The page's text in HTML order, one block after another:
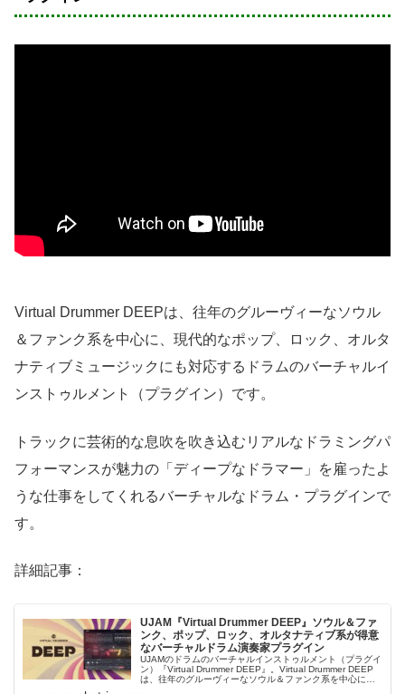
Virtual Drummer DEEPは、往年のグルーヴィーなソウル
＆ファンク系を中心に、現代的なポップ、ロック、オルタ
ナティブミュージックにも対応するドラムのバーチャルイ
ンストゥルメント（プラグイン）です。
トラックに芸術的な息吹を吹き込むリアルなドラミングパ
フォーマンスが魅力の「ディープなドラマー」を雇ったよ
うな仕事をしてくれるバーチャルなドラム・プラグインで
す。
詳細記事：
UJAM『Virtual Drummer DEEP』ソウル＆ファ
ンク、ポップ、ロック、オルタナティブ系が得意
なバーチャルドラム演奏家プラグイン
UJAMのドラムのバーチャルインストゥルメント（プラグイ
ン）『Virtual Drummer DEEP』。Virtual Drummer DEEP
は、往年のグルーヴィーなソウル＆ファンク系を中心に、